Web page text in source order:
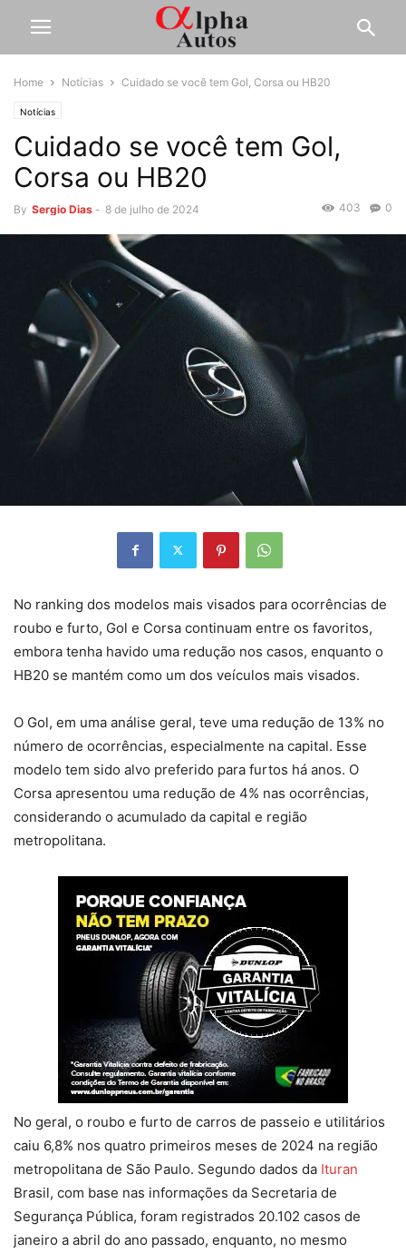
Home Notícias Cuidado se você tem Gol, Corsa ou HB20
Notícias
Cuidado se você tem Gol,
Corsa ou HB20
By Sergio Dias - 8 de julho de 2024 0
403
No ranking dos modelos mais visados para ocorrências de
roubo e furto, Gol e Corsa continuam entre os favoritos,
embora tenha havido uma redução nos casos, enquanto o
HB20 se mantém como um dos veículos mais visados.
O Gol, em uma análise geral, teve uma redução de 13% no
número de ocorrências, especialmente na capital. Esse
modelo tem sido alvo preferido para furtos há anos. O
Corsa apresentou uma redução de 4% nas ocorrências,
considerando o acumulado da capital e região
metropolitana.
No geral, o roubo e furto de carros de passeio e utilitários
caiu 6,8% nos quatro primeiros meses de 2024 na região
metropolitana de São Paulo. Segundo dados da Ituran
Brasil, com base nas informações da Secretaria de
Segurança Pública, foram registrados 20.102 casos de
janeiro a abril do ano passado, enquanto, no mesmo